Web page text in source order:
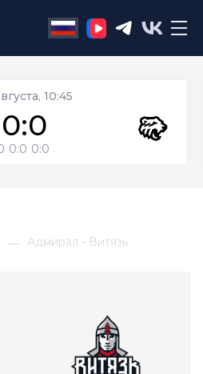
10:45
0:0
0:0 0:0
Адмирал - Витязь